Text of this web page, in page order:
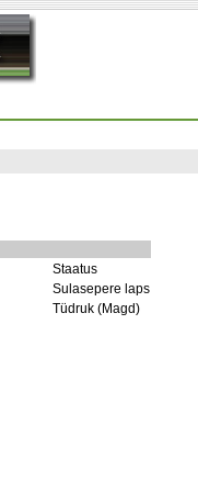
Staatus
Sulasepere laps
Tüdruk (Magd)